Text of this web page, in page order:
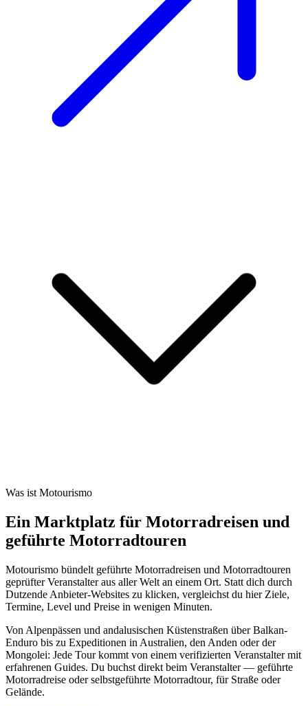
Was ist Motourismo
Ein Marktplatz für Motorradreisen und
geführte Motorradtouren
Motourismo bündelt geführte Motorradreisen und Motorradtouren
geprüfter Veranstalter aus aller Welt an einem Ort. Statt dich durch
Dutzende Anbieter-Websites zu klicken, vergleichst du hier Ziele,
Termine, Level und Preise in wenigen Minuten.
Von Alpenpässen und andalusischen Küstenstraßen über Balkan-
Enduro bis zu Expeditionen in Australien, den Anden oder der
Mongolei: Jede Tour kommt von einem verifizierten Veranstalter mit
erfahrenen Guides. Du buchst direkt beim Veranstalter — geführte
Motorradreise oder selbstgeführte Motorradtour, für Straße oder
Gelände.